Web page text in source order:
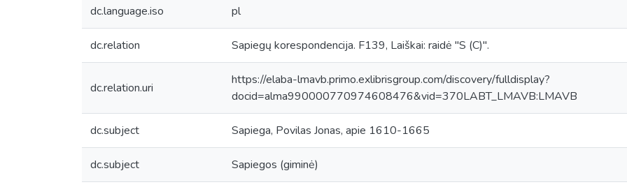
dc.language.iso pl
dc.relation Sapiegų korespondencija. F139, Laiškai: raidė "S (С)".
dc.relation.uri
https://elaba-lmavb.primo.exlibrisgroup.com/discovery/fulldisplay?
docid=alma990000770974608476&vid=370LABT_LMAVB:LMAVB
dc.subject Sapiega, Povilas Jonas, apie 1610-1665
dc.subject Sapiegos (giminė)